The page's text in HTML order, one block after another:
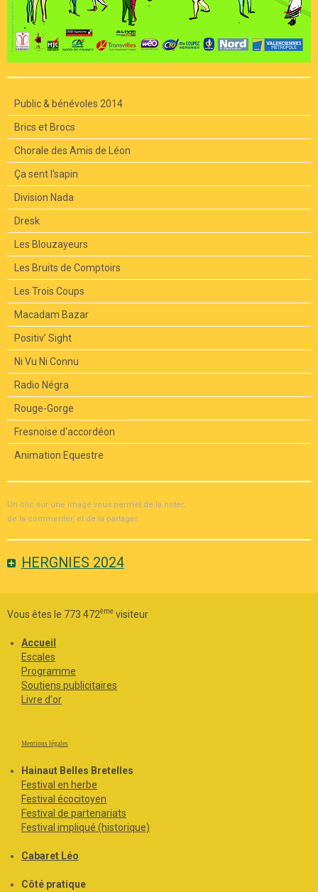
Public & bénévoles 2014
Brics et Brocs
Chorale des Amis de Léon
Ça sent l'sapin
Division Nada
Dresk
Les Blouzayeurs
Les Bruits de Comptoirs
Les Trois Coups
Macadam Bazar
Positiv’ Sight
Ni Vu Ni Connu
Radio Négra
Rouge-Gorge
Fresnoise d'accordéon
Animation Equestre
Un clic sur une image vous permet de la noter,
de la commenter, et de la partager.
HERGNIES 2024
Vous êtes le 773 472ème visiteur
Accueil
Escales
Programme
Soutiens publicitaires
Livre d'or
Mentions légales
Hainaut Belles Bretelles
Festival en herbe
Festival écocitoyen
Festival de partenariats
Festival impliqué (historique)
Cabaret Léo
Côté pratique